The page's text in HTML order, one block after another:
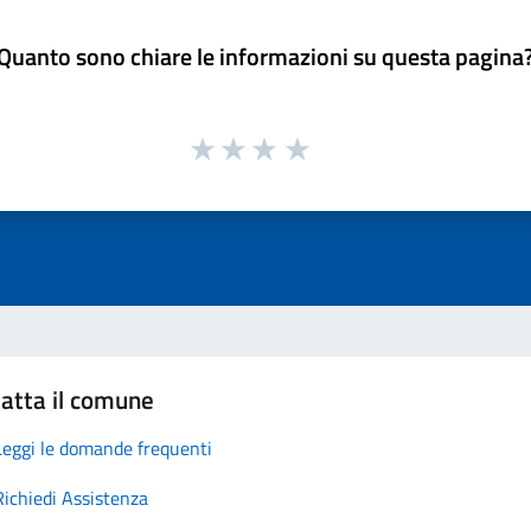
sono chiare le informazioni su questa
il comune
le domande frequenti
Assistenza